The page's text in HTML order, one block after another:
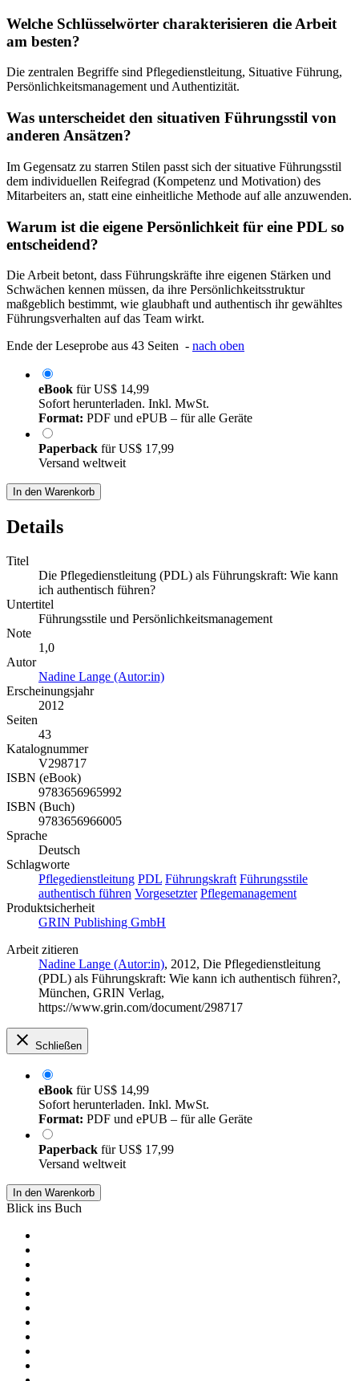
Welche Schlüsselwörter charakterisieren die Arbeit
am besten?
Die zentralen Begriffe sind Pflegedienstleitung, Situative Führung,
Persönlichkeitsmanagement und Authentizität.
Was unterscheidet den situativen Führungsstil von
anderen Ansätzen?
Im Gegensatz zu starren Stilen passt sich der situative Führungsstil
dem individuellen Reifegrad (Kompetenz und Motivation) des
Mitarbeiters an, statt eine einheitliche Methode auf alle anzuwenden.
Warum ist die eigene Persönlichkeit für eine PDL so
entscheidend?
Die Arbeit betont, dass Führungskräfte ihre eigenen Stärken und
Schwächen kennen müssen, da ihre Persönlichkeitsstruktur
maßgeblich bestimmt, wie glaubhaft und authentisch ihr gewähltes
Führungsverhalten auf das Team wirkt.
Ende der Leseprobe aus 43 Seiten - nach oben
eBook fürUS$ 14,99
Sofort herunterladen. Inkl. MwSt.
Format: PDF und ePUB – für alle Geräte
Paperback fürUS$ 17,99
Versand weltweit
In den Warenkorb
Details
Titel
Die Pflegedienstleitung (PDL) als Führungskraft: Wie kann
ich authentisch führen?
Untertitel
Führungsstile und Persönlichkeitsmanagement
Note
1,0
Autor
Nadine Lange (Autor:in)
Erscheinungsjahr
2012
Seiten
43
Katalognummer
V298717
ISBN (eBook)
9783656965992
ISBN (Buch)
9783656966005
Sprache
Deutsch
Schlagworte
Pflegedienstleitung PDL Führungskraft Führungsstile
authentisch führen Vorgesetzter Pflegemanagement
Produktsicherheit
GRIN Publishing GmbH
Arbeit zitieren
Nadine Lange (Autor:in), 2012, Die Pflegedienstleitung
(PDL) als Führungskraft: Wie kann ich authentisch führen?,
München, GRIN Verlag,
https://www.grin.com/document/298717
Schließen
eBook fürUS$ 14,99
Sofort herunterladen. Inkl. MwSt.
Format: PDF und ePUB – für alle Geräte
Paperback fürUS$ 17,99
Versand weltweit
In den Warenkorb
Blick ins Buch